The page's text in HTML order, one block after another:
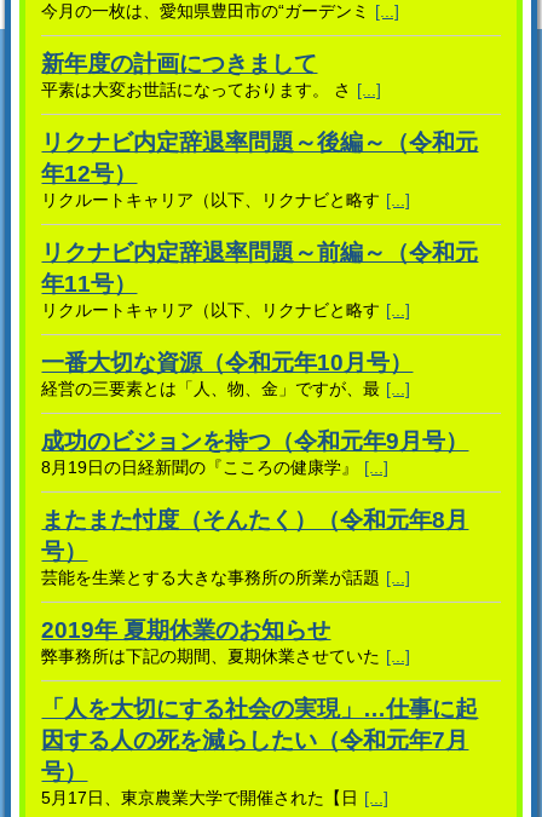
今月の一枚は、愛知県豊田市の“ガーデンミ [...]
新年度の計画につきまして
平素は大変お世話になっております。 さ [...]
リクナビ内定辞退率問題～後編～（令和元
年12号）
リクルートキャリア（以下、リクナビと略す [...]
リクナビ内定辞退率問題～前編～（令和元
年11号）
リクルートキャリア（以下、リクナビと略す [...]
一番大切な資源（令和元年10月号）
経営の三要素とは「人、物、金」ですが、最 [...]
成功のビジョンを持つ（令和元年9月号）
8月19日の日経新聞の『こころの健康学』 [...]
またまた忖度（そんたく）（令和元年8月
号）
芸能を生業とする大きな事務所の所業が話題 [...]
2019年 夏期休業のお知らせ
弊事務所は下記の期間、夏期休業させていた [...]
「人を大切にする社会の実現」…仕事に起
因する人の死を減らしたい（令和元年7月
号）
5月17日、東京農業大学で開催された【日 [...]